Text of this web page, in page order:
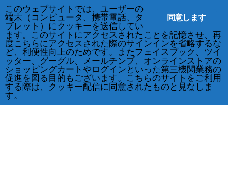
同意します
このウェブサイトでは、ユーザーの
端末（コンピュータ、携帯電話、タ
ブレット）にクッキーを送信してい
ます。このサイトにアクセスされたことを記憶させ、再
度こちらにアクセスされた際のサインインを省略するな
ど、利便性向上のためです。またフェイスブック、ツイ
ッター、グーグル、メールチンプ、オンラインストアの
ショッピングカートやログインといった第三機関業務の
促進を図る目的もございます。こちらのサイトをご利用
する際は、クッキー配信に同意されたものと見なしま
す。